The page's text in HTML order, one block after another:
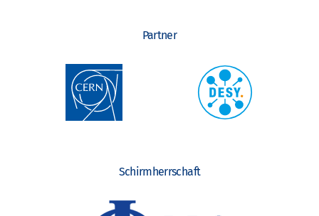
Partner
Schirmherrschaft